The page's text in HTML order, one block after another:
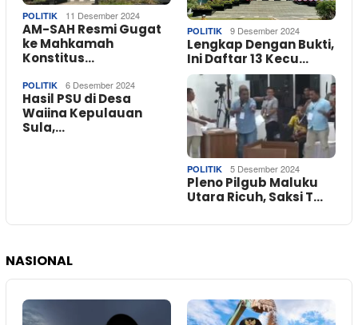
POLITIK 11 Desember 2024
AM-SAH Resmi Gugat
ke Mahkamah
Konstitus…
POLITIK 9 Desember 2024
Lengkap Dengan Bukti,
Ini Daftar 13 Kecu…
POLITIK 6 Desember 2024
Hasil PSU di Desa
Waiina Kepulauan
Sula,…
POLITIK 5 Desember 2024
Pleno Pilgub Maluku
Utara Ricuh, Saksi T…
NASIONAL